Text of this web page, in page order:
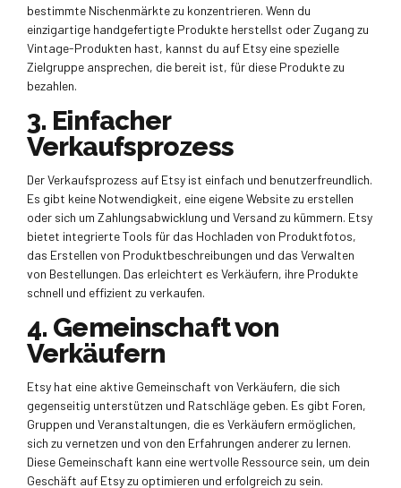
bestimmte Nischenmärkte zu konzentrieren. Wenn du
einzigartige handgefertigte Produkte herstellst oder Zugang zu
Vintage-Produkten hast, kannst du auf Etsy eine spezielle
Zielgruppe ansprechen, die bereit ist, für diese Produkte zu
bezahlen.
3. Einfacher
Verkaufsprozess
Der Verkaufsprozess auf Etsy ist einfach und benutzerfreundlich.
Es gibt keine Notwendigkeit, eine eigene Website zu erstellen
oder sich um Zahlungsabwicklung und Versand zu kümmern. Etsy
bietet integrierte Tools für das Hochladen von Produktfotos,
das Erstellen von Produktbeschreibungen und das Verwalten
von Bestellungen. Das erleichtert es Verkäufern, ihre Produkte
schnell und effizient zu verkaufen.
4. Gemeinschaft von
Verkäufern
Etsy hat eine aktive Gemeinschaft von Verkäufern, die sich
gegenseitig unterstützen und Ratschläge geben. Es gibt Foren,
Gruppen und Veranstaltungen, die es Verkäufern ermöglichen,
sich zu vernetzen und von den Erfahrungen anderer zu lernen.
Diese Gemeinschaft kann eine wertvolle Ressource sein, um dein
Geschäft auf Etsy zu optimieren und erfolgreich zu sein.